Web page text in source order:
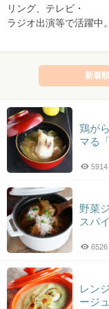
リング、テレビ・
ラジオ出演等で活躍中。
新着順
鶏が
マる
5914
野菜
スパ
6526
レン
ージ